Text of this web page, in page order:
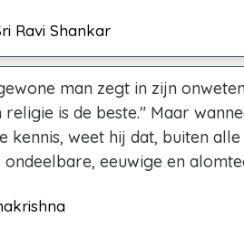
Ravi Shankar
man zegt in zijn
religie is de beste." Maar
kennis, weet hij dat, buiten
ondeelbare, eeuwige en